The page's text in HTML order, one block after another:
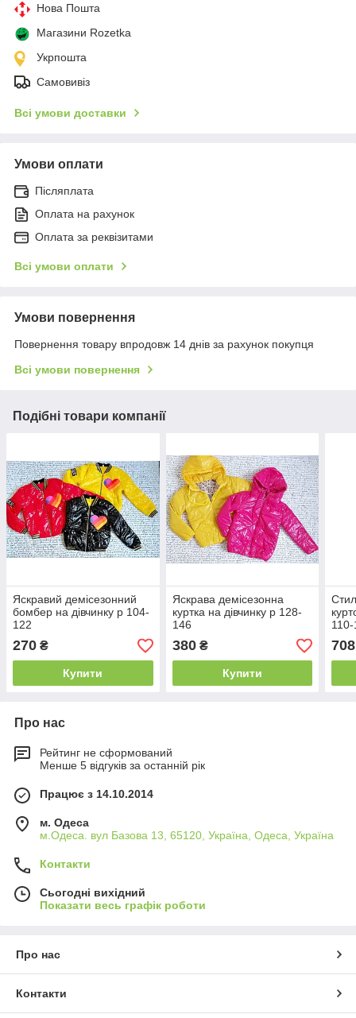
Нова Пошта
Магазини Rozetka
Укрпошта
Самовивіз
Всі умови доставки
Умови оплати
Післяплата
Оплата на рахунок
Оплата за реквізитами
Всі умови оплати
Умови повернення
Повернення товару впродовж 14 днів за рахунок покупця
Всі умови повернення
Подібні товари компанії
Яскравий демісезонний
бомбер на дівчинку р 104-
122
270 ₴
Купити
Яскрава демісезонна
куртка на дівчинку р 128-
146
380₴
Купити
708
Про нас
Рейтинг не сформований
Менше 5 відгуків за останній рік
Працює з 14.10.2014
м. Одеса
м.Одеса. вул Базова 13, 65120, Україна, Одеса, Україна
Контакти
Сьогодні вихідний
Показати весь графік роботи
Про нас
Контакти